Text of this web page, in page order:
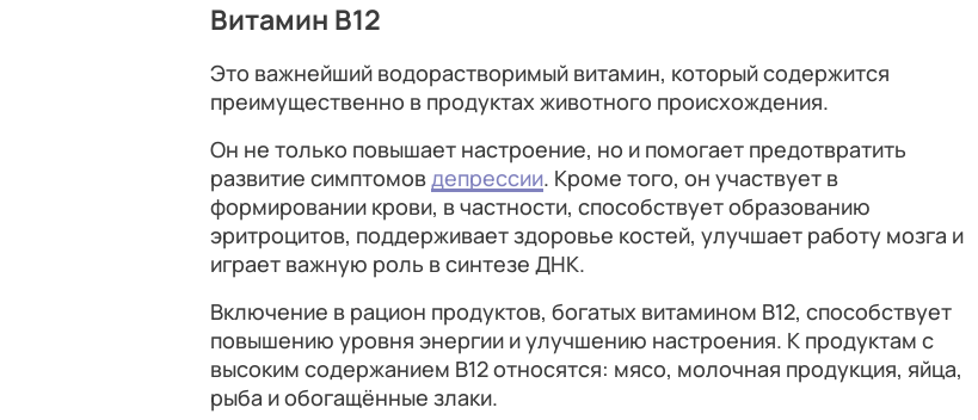
Витамин B12
Это важнейший водорастворимый витамин, который содержится
преимущественно в продуктах животного происхождения.
Он не только повышает настроение, но и помогает предотвратить
развитие симптомовдепрессии. Кроме того, он участвует в
формировании крови, в частности, способствует образованию
эритроцитов, поддерживает здоровье костей, улучшает работу мозга и
играет важную роль в синтезе ДНК.
Включение в рацион продуктов, богатых витамином B12, способствует
повышению уровня энергии и улучшению настроения. К продуктам с
высоким содержанием B12 относятся: мясо, молочная продукция, яйца,
рыба и обогащённые злаки.